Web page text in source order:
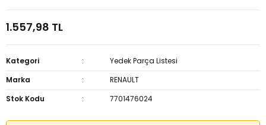
1.557,98 TL
Kategori
Yedek Parça Listesi
Marka
RENAULT
Stok Kodu
7701476024